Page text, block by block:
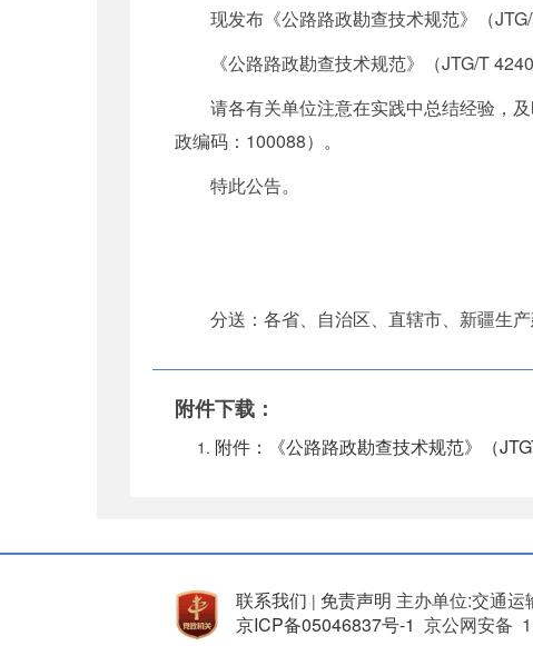
现发布《公路路政勘查技术规范》（
《公路路政勘查技术规范》（JTG/T
请各有关单位注意在实践中总结经验，
政编码：100088）。
特此公告。
分送：各省、自治区、直辖市、新疆生
附件下载：
附件：《公路路政勘查技术规范》（
联系我们 | 免责声明 主办单位:交通运
京ICP备05046837号-1 京公网安备